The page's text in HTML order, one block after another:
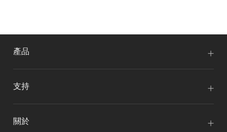
產品
支持
關於